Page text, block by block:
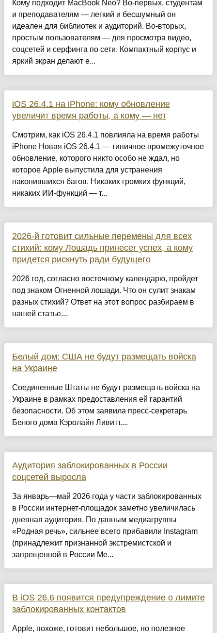
Кому подходит MacBook Neo? Во-первых, студентам
и преподавателям — легкий и бесшумный он
идеален для библиотек и аудиторий. Во-вторых,
простым пользователям — для просмотра видео,
соцсетей и серфинга по сети. Компактный корпус и
яркий экран делают е...
iOS 26.4.1 на iPhone: кому обновление
увеличит время работы, а кому — нет
Смотрим, как iOS 26.4.1 повлияла на время работы
iPhone Новая iOS 26.4.1 — типичное промежуточное
обновление, которого никто особо не ждал, но
которое Apple выпустила для устранения
накопившихся багов. Никаких громких функций,
никаких ИИ-функций — т...
2026-й готовит сильные перемены для всех
стихий: кому Лошадь принесет успех, а кому
придется рискнуть ради будущего
2026 год, согласно восточному календарю, пройдет
под знаком Огненной лошади. Что он сулит знакам
разных стихий? Ответ на этот вопрос разбираем в
нашей статье....
Белый дом: США не будут размещать войска
на Украине
Соединенные Штаты не будут размещать войска на
Украине в рамках предоставления ей гарантий
безопасности. Об этом заявила пресс-секретарь
Белого дома Кэролайн Ливитт....
Аудитория заблокированных в России
соцсетей выросла
За январь—май 2026 года у части заблокированных
в России интернет-площадок заметно увеличилась
дневная аудитория. По данным медиагруппы
«Родная речь», сильнее всего прибавили Instagram
(принадлежит признанной экстремистской и
запрещенной в России Me...
В iOS 26.6 появится предупреждение о лимите
заблокированных контактов
Apple, похоже, готовит небольшое, но полезное